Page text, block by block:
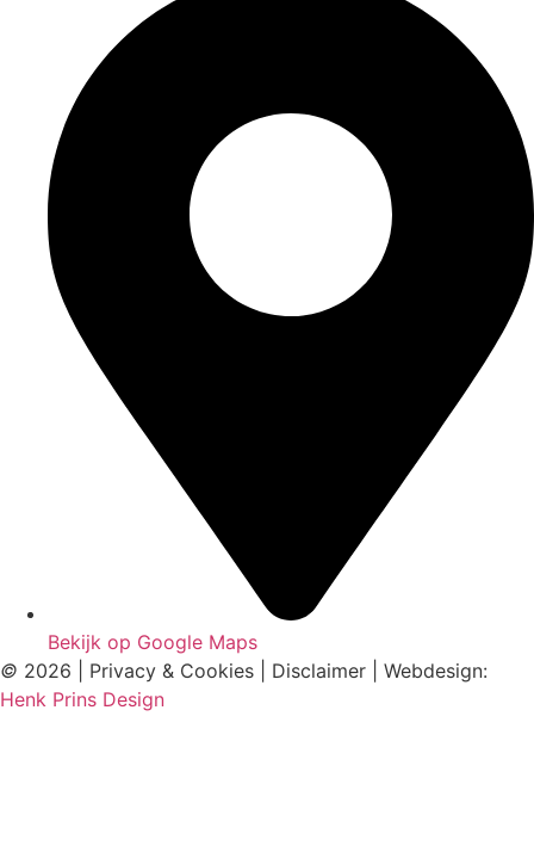
Bekijk op Google Maps
© 2026 | Privacy & Cookies | Disclaimer | Webdesign:
Henk Prins Design